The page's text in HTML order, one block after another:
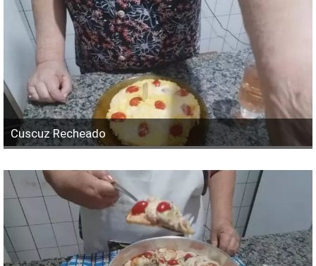
Cuscuz Recheado